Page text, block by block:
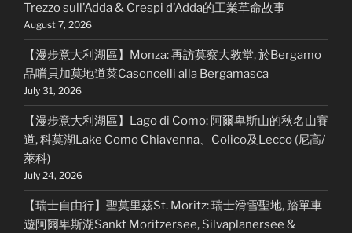
Trezzo sull’Adda & Crespi d’Adda的工業革命故事
August 7, 2026
【漫步意大利湖區】Monza: 再訪莫察大教堂, 於Bergamo
品嚐貝加莫地道菜Casoncelli alla Bergamasca
July 31, 2026
【漫步意大利湖區】Lago di Como: 阿爾卑斯山的秋名山賽
道, 科莫湖Lake Como Chiavenna、Colico及Lecco (尼高/
萊科)
July 24, 2026
【瑞士自由行】聖莫里茲St. Moritz: 瑞士滑雪聖地, 踏單車
遊阿爾卑斯湖Sankt Moritzersee, Silvaplanersee &